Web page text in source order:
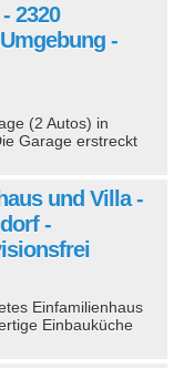
2320
-
(2 Autos) in
Garage erstreckt
und Villa -
-
Einfamilienhaus
Einbauküche